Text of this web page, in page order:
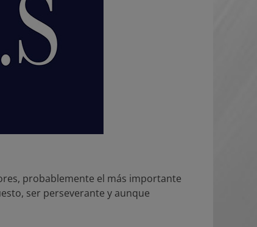
probablemente el más importante
ser perseverante y aunque